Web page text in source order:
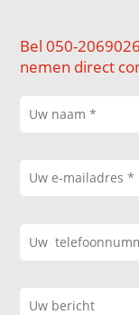
Bel 050-
nemen direct